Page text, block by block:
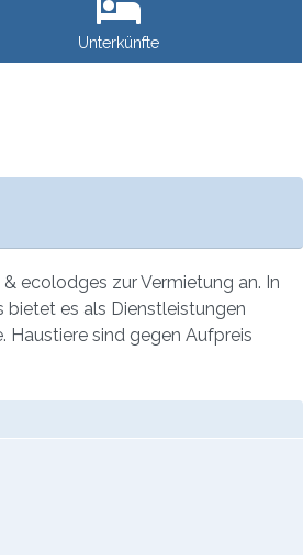
Unterkünfte
ecolodges zur Vermietung an. In
bietet es als Dienstleistungen
Haustiere sind gegen Aufpreis